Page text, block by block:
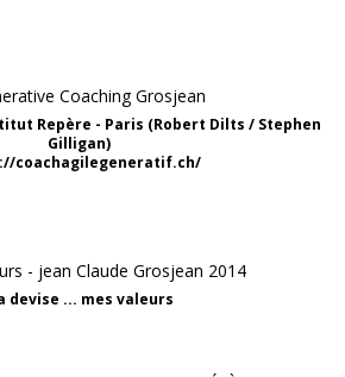
Repère - Paris (Robert Dilts / Stephen
Gilligan)
coachagilegeneratif.ch/
devise ... mes valeurs